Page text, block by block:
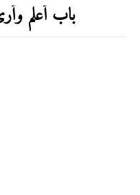
باب أعلم